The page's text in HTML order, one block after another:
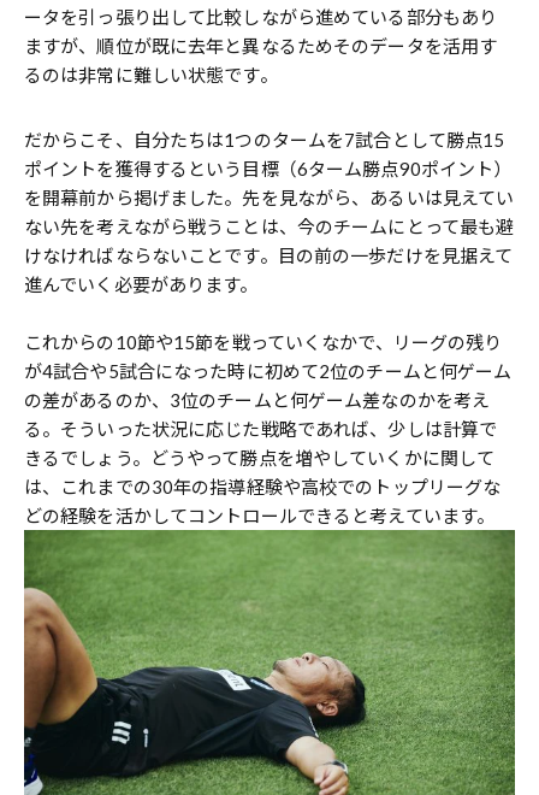
ータを引っ張り出して比較しながら進めている部分もあり
ますが、順位が既に去年と異なるためそのデータを活用す
るのは非常に難しい状態です。
だからこそ、自分たちは1つのタームを7試合として勝点15
ポイントを獲得するという目標（6ターム勝点90ポイント）
を開幕前から掲げました。先を見ながら、あるいは見えてい
ない先を考えながら戦うことは、今のチームにとって最も避
けなければならないことです。目の前の一歩だけを見据えて
進んでいく必要があります。
これからの10節や15節を戦っていくなかで、リーグの残り
が4試合や5試合になった時に初めて2位のチームと何ゲーム
の差があるのか、3位のチームと何ゲーム差なのかを考え
る。そういった状況に応じた戦略であれば、少しは計算で
きるでしょう。どうやって勝点を増やしていくかに関して
は、これまでの30年の指導経験や高校でのトップリーグな
どの経験を活かしてコントロールできると考えています。